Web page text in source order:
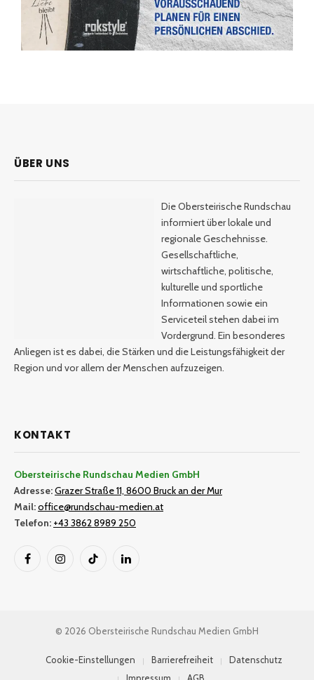
ÜBER UNS
Die Obersteirische Rundschau
informiert über lokale und
regionale Geschehnisse.
Gesellschaftliche,
wirtschaftliche, politische,
kulturelle und sportliche
Informationen sowie ein
Serviceteil stehen dabei im
Vordergrund. Ein besonderes
Anliegen ist es dabei, die Stärken und die Leistungsfähigkeit der
Region und vor allem der Menschen aufzuzeigen.
KONTAKT
Obersteirische Rundschau Medien GmbH
Adresse:Grazer Straße 11, 8600 Bruck an der Mur
Mail:office@rundschau-medien.at
Telefon: +43 3862 8989 250
FacebookInstagramTikTok LinkedIn
© 2026 Obersteirische Rundschau Medien GmbH
Cookie-Einstellungen Barrierefreiheit
Datenschutz